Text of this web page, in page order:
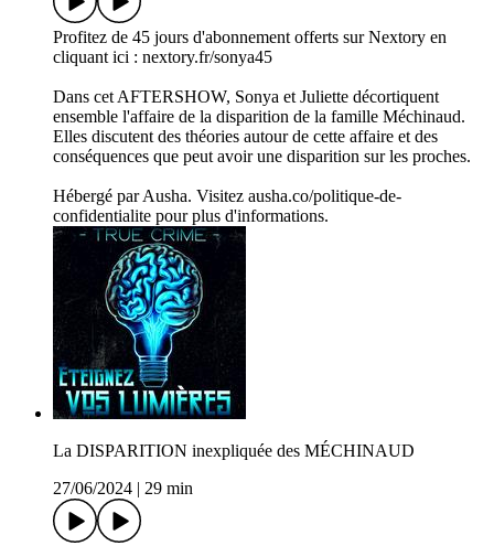
Profitez de 45 jours d'abonnement offerts sur Nextory en
cliquant ici : nextory.fr/sonya45
Dans cet AFTERSHOW, Sonya et Juliette décortiquent
ensemble l'affaire de la disparition de la famille Méchinaud.
Elles discutent des théories autour de cette affaire et des
conséquences que peut avoir une disparition sur les proches.
Hébergé par Ausha. Visitez ausha.co/politique-de-
confidentialite pour plus d'informations.
La DISPARITION inexpliquée des MÉCHINAUD
27/06/2024
29 min